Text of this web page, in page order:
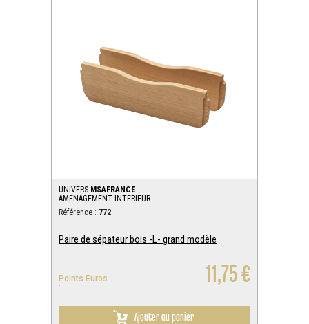
UNIVERS MSAFRANCE
AMENAGEMENT INTERIEUR
Référence : 772
Paire de sépateur bois -L- grand modèle
Points Euros
:
11,75 €
Ajouter au panier